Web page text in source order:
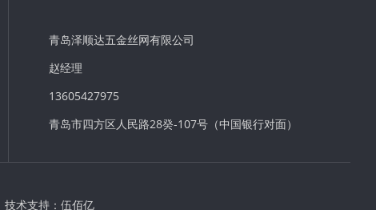
青岛泽顺达五金丝网有限公司
赵经理
13605427975
青岛市四方区人民路28癸-107号（中国银行对面）
技术支持： 伍佰亿